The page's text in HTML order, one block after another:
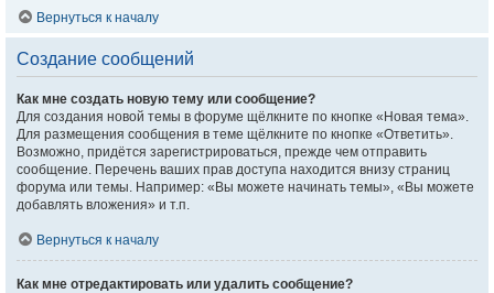
Вернуться к началу
Создание сообщений
Как мне создать новую тему или сообщение?
Для создания новой темы в форуме щёлкните по кнопке «Новая тема».
Для размещения сообщения в теме щёлкните по кнопке «Ответить».
Возможно, придётся зарегистрироваться, прежде чем отправить
сообщение. Перечень ваших прав доступа находится внизу страниц
форума или темы. Например: «Вы можете начинать темы», «Вы можете
добавлять вложения» и т.п.
Вернуться к началу
Как мне отредактировать или удалить сообщение?